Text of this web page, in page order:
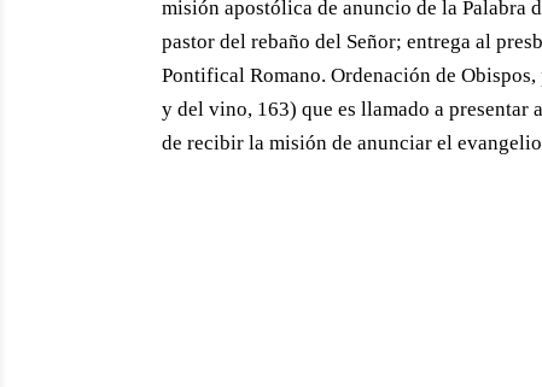
misión apostólica de anuncio de la Palabra
pastor del rebaño del Señor; entrega al
Pontifical Romano. Ordenación de
y del vino, 163) que es llamado a
de recibir la misión de anunciar el